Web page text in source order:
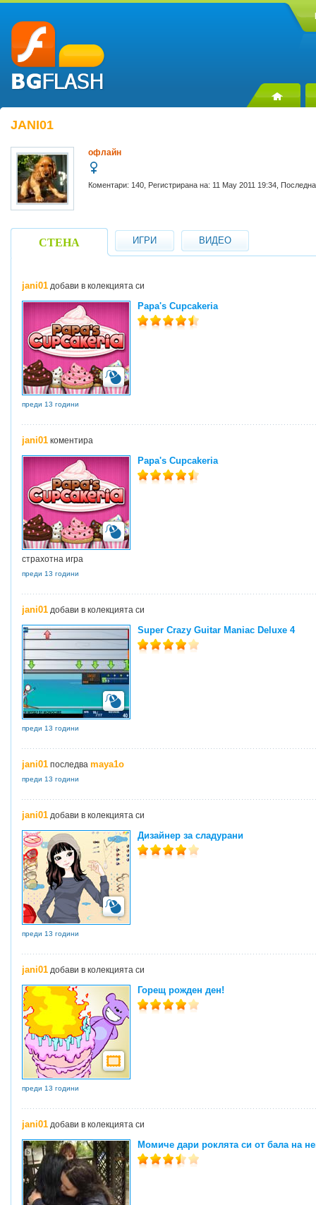
JANI01
офлайн
Коментари: 140, Регистрирана на: 11 May 2011 19:34,
СТЕНА ИГРИ ВИДЕО
jani01 добави в колекцията си
Papa's Cupcakeria
преди 13 години
jani01 коментира
Papa's Cupcakeria
страхотна игра
преди 13 години
jani01 добави в колекцията си
Super Crazy Guitar Maniac Deluxe 4
преди 13 години
jani01 последва maya1o
преди 13 години
jani01 добави в колекцията си
Дизайнер за сладурани
преди 13 години
jani01 добави в колекцията си
Горещ рожден ден!
преди 13 години
jani01 добави в колекцията си
Момиче дари роклята си от бала на